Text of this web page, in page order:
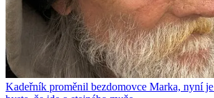
Kadeřník proměnil bezdomovce Marka, nyní